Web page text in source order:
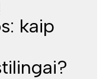
kaip